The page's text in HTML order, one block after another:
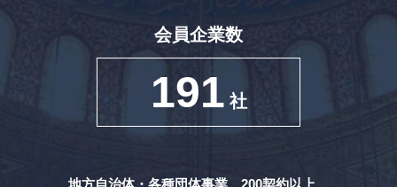
会員企業数
191 社
地方自治体・各種団体事業 200契約以上